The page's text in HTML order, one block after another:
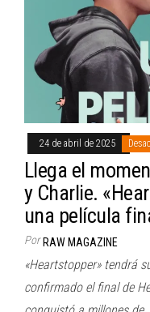
24 de abril de 2025
Llega el
y Charlie.
una película
Por RAW MAGAZINE
«Heartstopper» tendrá
confirmado el final de